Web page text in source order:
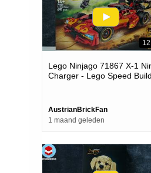
Lego Ninjago 71867 X-1
Charger - Lego Speed
AustrianBrickFan
1 maand geleden